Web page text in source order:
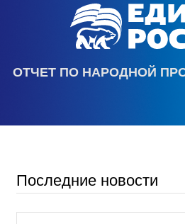
ОТЧЕТ ПО НАРОДНОЙ
Последние новости